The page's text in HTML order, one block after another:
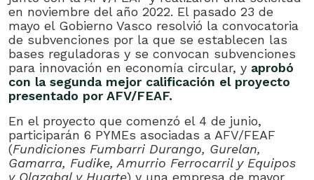
en noviembre del año 2022. El pasado 23 de
mayo el Gobierno Vasco resolvió la convocatoria
de subvenciones por la que se establecen las
bases reguladoras y se convocan subvenciones
para innovación en economía circular, y aprobó
con la segunda mejor calificación el proyecto
presentado por AFV/FEAF.
En el proyecto que comenzó el 4 de junio,
participarán 6 PYMEs asociadas a AFV/FEAF
(Fundiciones Fumbarri Durango, Gurelan,
Gamarra, Fudike, Amurrio Ferrocarril y Equipos
y Olazabal y Huarte) y una empresa de mayor